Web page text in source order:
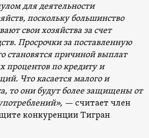
для деятельности
поскольку большинство
свои хозяйства за счет
Просрочки за поставленную
становятся причиной выплат
процентов по кредиту и
Что касается малого и
то они будут более защищены от
— считает член
конкуренции Тигран